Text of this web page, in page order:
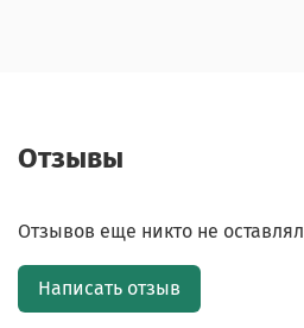
Отзывы
Отзывов еще никто не оставлял
Написать отзыв